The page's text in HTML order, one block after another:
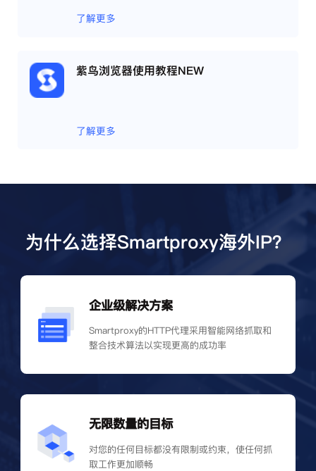
相互间完全环境独立、隔离，避免关联封号。
了解更多
紫鸟浏览器使用教程NEW
了解更多
为什么选择Smartproxy海外IP？
企业级解决方案
Smartproxy的HTTP代理采用智能网络抓取和
整合技术算法以实现更高的成功率
无限数量的目标
对您的任何目标都没有限制或约束，使任何抓
取工作更加顺畅